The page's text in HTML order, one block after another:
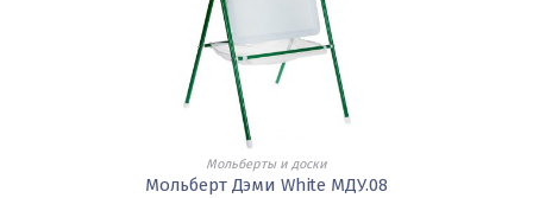
Мольберты и доски
Мольберт Дэми White МДУ.08